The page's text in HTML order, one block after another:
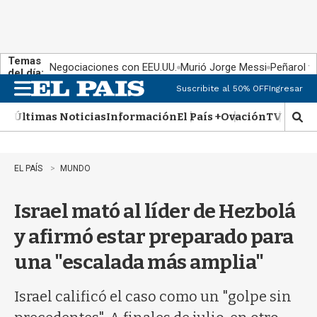
Temas
del día: Negociaciones con EEU.UU. Murió Jorge Messi Peñarol
n
u
Suscribite al 50% OFFIngresar
Últimas NoticiasInformaciónEl País +OvaciónTV Show
M
o
EL PAÍS MUNDO
Israel mató al líder de Hezbolá
y afirmó estar preparado para
una "escalada más amplia"
Israel calificó el caso como un "golpe sin